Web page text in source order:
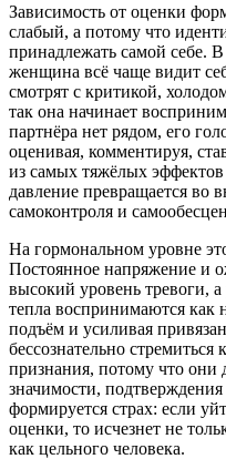
Зависимость от оценки
слабый, а потому что
принадлежать самой себе.
женщина всё чаще видит
смотрят с критикой,
так она начинает
партнёра нет рядом, его
оценивая, комментируя,
из самых тяжёлых
давление превращается во
самоконтроля и
На гормональном уровне
Постоянное напряжение и
высокий уровень тревоги,
тепла воспринимаются как
подъём и усиливая
бессознательно
признания, потому что
значимости,
формируется страх: если
оценки, то исчезнет не
как цельного человека.